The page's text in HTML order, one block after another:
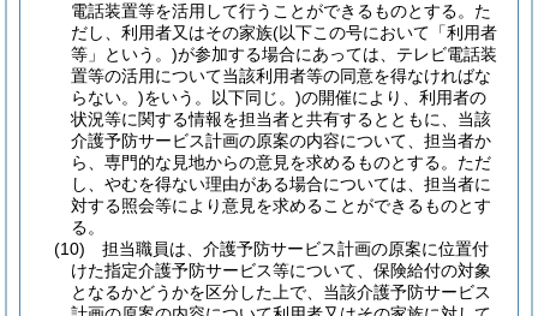
電話装置等を活用して行うことができるものとする。た
だし、利用者又はその家族(以下この号において「利用者
等」という。)が参加する場合にあっては、テレビ電話装
置等の活用について当該利用者等の同意を得なければな
らない。)をいう。以下同じ。)の開催により、利用者の
状況等に関する情報を担当者と共有するとともに、当該
介護予防サービス計画の原案の内容について、担当者か
ら、専門的な見地からの意見を求めるものとする。 ただ
し、やむを得ない理由がある場合については、担当者に
対する照会等により意見を求めることができるものとす
る。
(10)
担当職員は、介護予防サービス計画の原案に位置付
けた指定介護予防サービス等について、保険給付の対象
となるかどうかを区分した上で、当該介護予防サービス